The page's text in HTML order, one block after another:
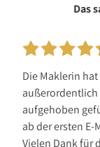
Das
Die Maklerin
außerordentlich
aufgehoben
ab der ersten
Vielen Dank für